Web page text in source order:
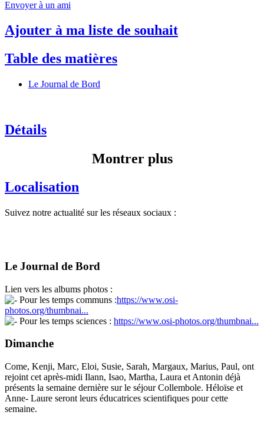
Envoyer à un ami
Ajouter à ma liste de souhait
Table des matières
Le Journal de Bord
Détails
Montrer plus
Localisation
Suivez notre actualité sur les réseaux sociaux :
Le Journal de Bord
Lien vers les albums photos :
Pour les temps communs :https://www.osi-
photos.org/thumbnai...
Pour les temps sciences : https://www.osi-photos.org/thumbnai...
Dimanche
Come, Kenji, Marc, Eloi, Susie, Sarah, Margaux, Marius, Paul, ont
rejoint cet après-midi Ilann, Isao, Martha, Laura et Antonin déjà
présents la semaine dernière sur le séjour Collembole. Héloïse et
Anne- Laure seront leurs éducatrices scientifiques pour cette
semaine.